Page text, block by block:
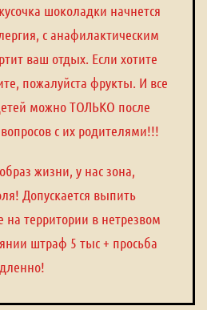
шоколадки начнется
с анафилактическим
ваш отдых. Если хотите
пожалуйста фрукты. И все
можно ТОЛЬКО после
вопросов с их родителями!!!
жизни, у нас зона,
Допускается выпить
на территории в нетрезвом
штраф 5 тыс + просьба